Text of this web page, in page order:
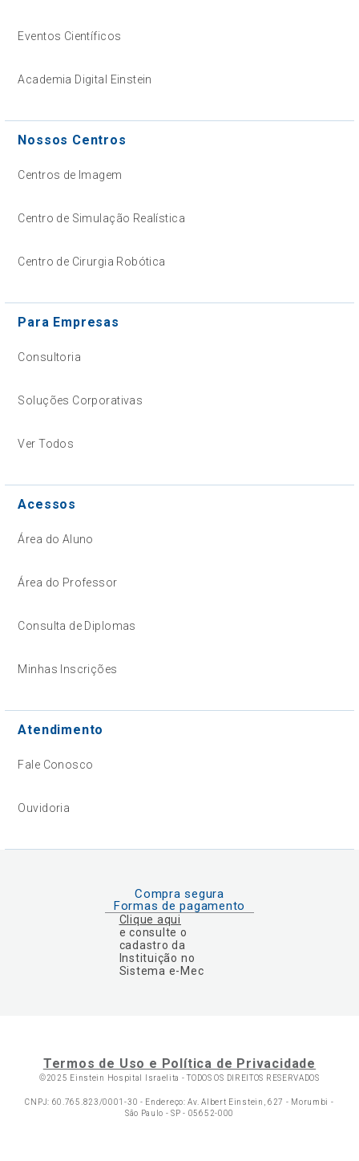
Eventos Científicos
Academia Digital Einstein
Nossos Centros
Centros de Imagem
Centro de Simulação Realística
Centro de Cirurgia Robótica
Para Empresas
Consultoria
Soluções Corporativas
Ver Todos
Acessos
Área do Aluno
Área do Professor
Consulta de Diplomas
Minhas Inscrições
Atendimento
Fale Conosco
Ouvidoria
Compra segura
Formas de pagamento
Clique aqui
e consulte o
cadastro da
Instituição no
Sistema e-Mec
Termos de Uso e Política de Privacidade
©2025 Einstein Hospital Israelita -TODOS OS DIREITOS RESERVADOS
CNPJ: 60.765.823/0001-30 - Endereço: Av. Albert Einstein, 627 - Morumbi -
São Paulo - SP - 05652-000